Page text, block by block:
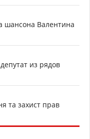
шансона Валентина
из рядов
та захист прав